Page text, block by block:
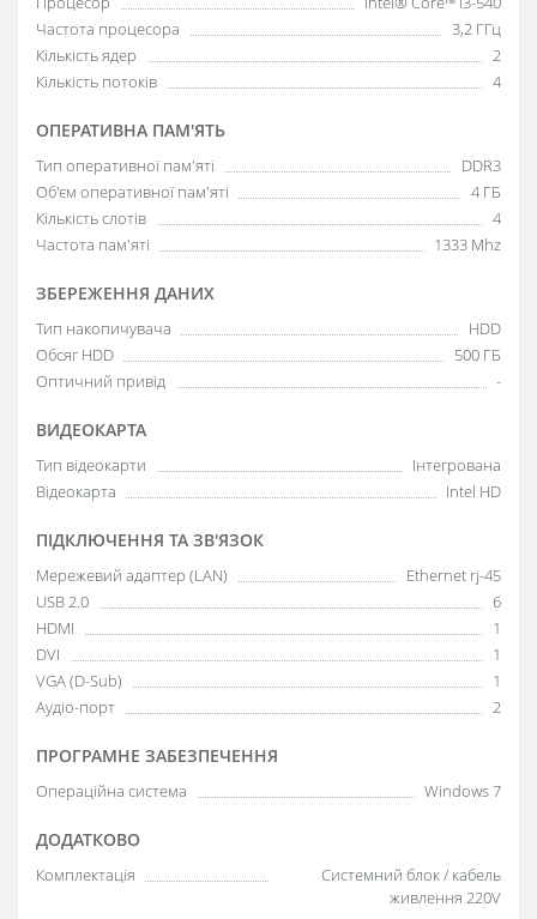
Частота процесора
3,2 ГГц
Кількість ядер
2
Кількість потоків
4
ОПЕРАТИВНА ПАМ'ЯТЬ
Тип оперативної пам'яті
DDR3
Об'єм оперативної пам'яті
4 ГБ
Кількість слотів
4
Частота пам'яті
1333 Mhz
ЗБЕРЕЖЕННЯ ДАНИХ
Тип накопичувача
HDD
Обсяг HDD
500 ГБ
Оптичний привід
-
ВИДЕОКАРТА
Тип відеокарти
Інтегрована
Відеокарта
Intel HD
ПІДКЛЮЧЕННЯ ТА ЗВ'ЯЗОК
Мережевий адаптер (LAN)
Ethernet rj-45
USB 2.0
6
HDMI
1
DVI
1
VGA (D-Sub)
1
Аудіо-порт
2
ПРОГРАМНЕ ЗАБЕЗПЕЧЕННЯ
Операційна система Windows 7
ДОДАТКОВО
Комплектація
Системний блок / кабель
живлення 220V